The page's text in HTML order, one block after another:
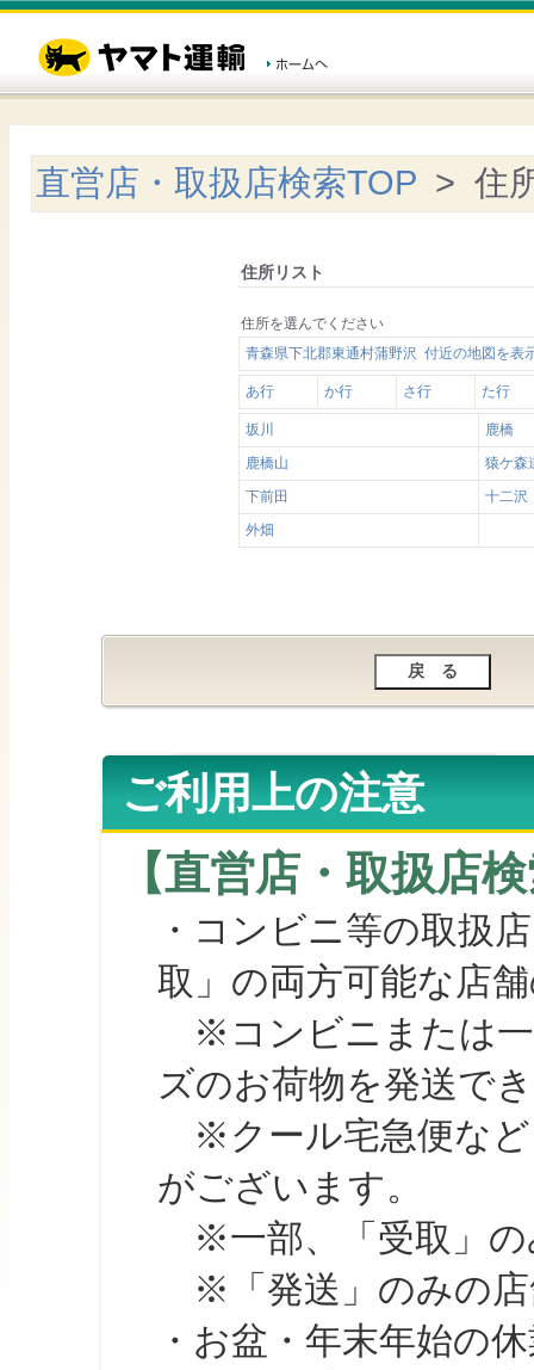
直営店・取扱店検索TOP > 住
住所リスト
住所を選んでください
青森県下北郡東通村蒲野沢 付近の地図を表
あ行 か行 さ行 た行
坂川
鹿橋
鹿橋山
猿ケ森
下前田
十二沢
外畑
ご利用上の注意
【直営店・取扱店
・コンビニ等の取扱
取」の両方可能な店
※コンビニまたは一
ズのお荷物を発送で
※クール宅急便など
がございます。
※一部、「受取」の
※「発送」のみの店
・お盆・年末年始の